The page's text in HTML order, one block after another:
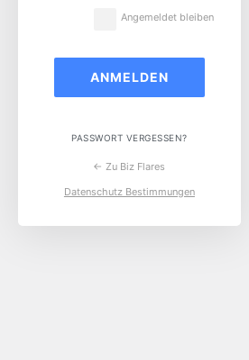
Angemeldet bleiben
PASSWORT VERGESSEN?
← Zu Biz Flares
Datenschutz Bestimmungen